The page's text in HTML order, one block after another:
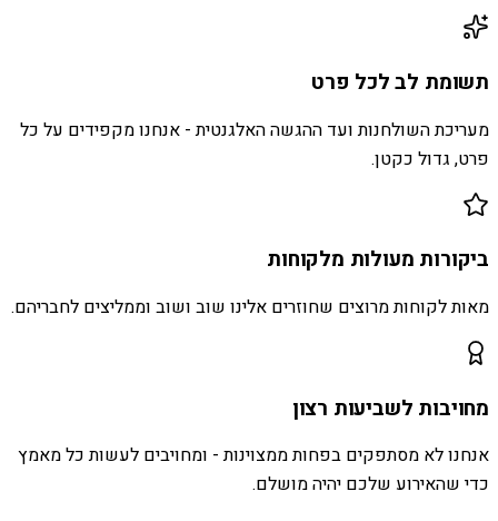
תשומת לב לכל פרט
מעריכת השולחנות ועד ההגשה האלגנטית - אנחנו מקפידים על כל
פרט, גדול כקטן.
ביקורות מעולות מלקוחות
מאות לקוחות מרוצים שחוזרים אלינו שוב ושוב וממליצים לחבריהם.
מחויבות לשביעות רצון
אנחנו לא מסתפקים בפחות ממצוינות - ומחויבים לעשות כל מאמץ
כדי שהאירוע שלכם יהיה מושלם.